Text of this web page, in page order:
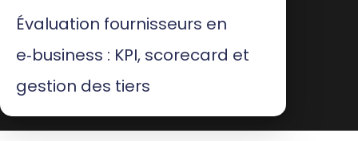
Évaluation fournisseurs en
e‑business : KPI, scorecard et
gestion des tiers